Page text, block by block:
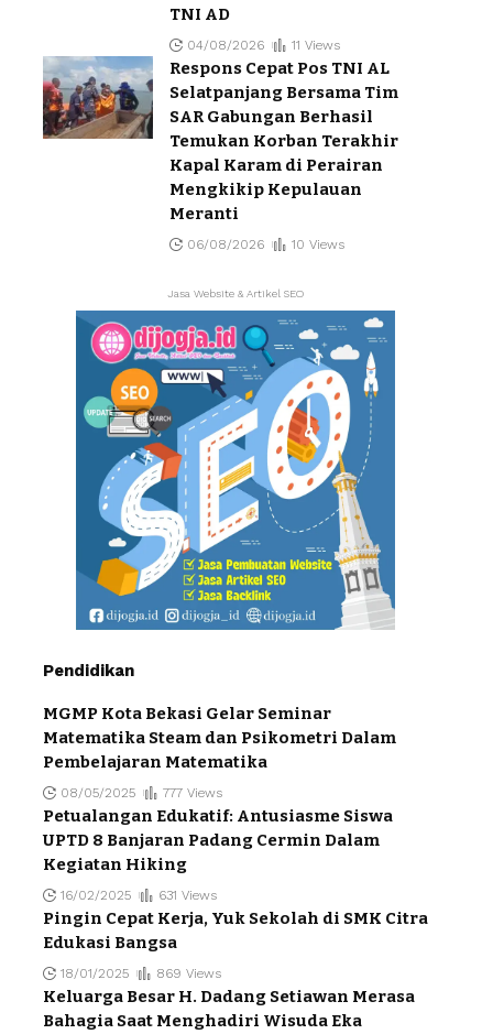
TNI AD
04/08/2026 11 Views
Respons Cepat Pos TNI AL
Selatpanjang Bersama Tim
SAR Gabungan Berhasil
Temukan Korban Terakhir
Kapal Karam di Perairan
Mengkikip Kepulauan
Meranti
06/08/2026 10 Views
Jasa Website & Artikel SEO
Pendidikan
MGMP Kota Bekasi Gelar Seminar
Matematika Steam dan Psikometri Dalam
Pembelajaran Matematika
08/05/2025 777 Views
Petualangan Edukatif: Antusiasme Siswa
UPTD 8 Banjaran Padang Cermin Dalam
Kegiatan Hiking
16/02/2025 631 Views
Pingin Cepat Kerja, Yuk Sekolah di SMK Citra
Edukasi Bangsa
18/01/2025 869 Views
Keluarga Besar H. Dadang Setiawan Merasa
Bahagia Saat Menghadiri Wisuda Eka